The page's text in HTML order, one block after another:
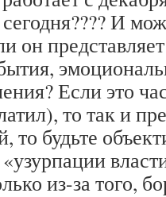
И
он
Если это
то так и
то будьте
из-за того,